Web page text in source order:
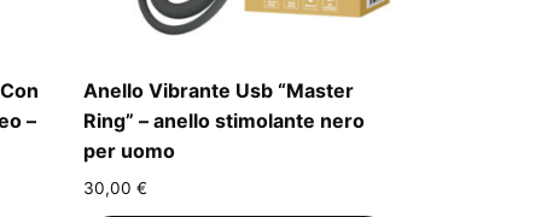
–
Anello Vibrante Usb “Master
Ring” – anello stimolante nero
per uomo
30,00 €